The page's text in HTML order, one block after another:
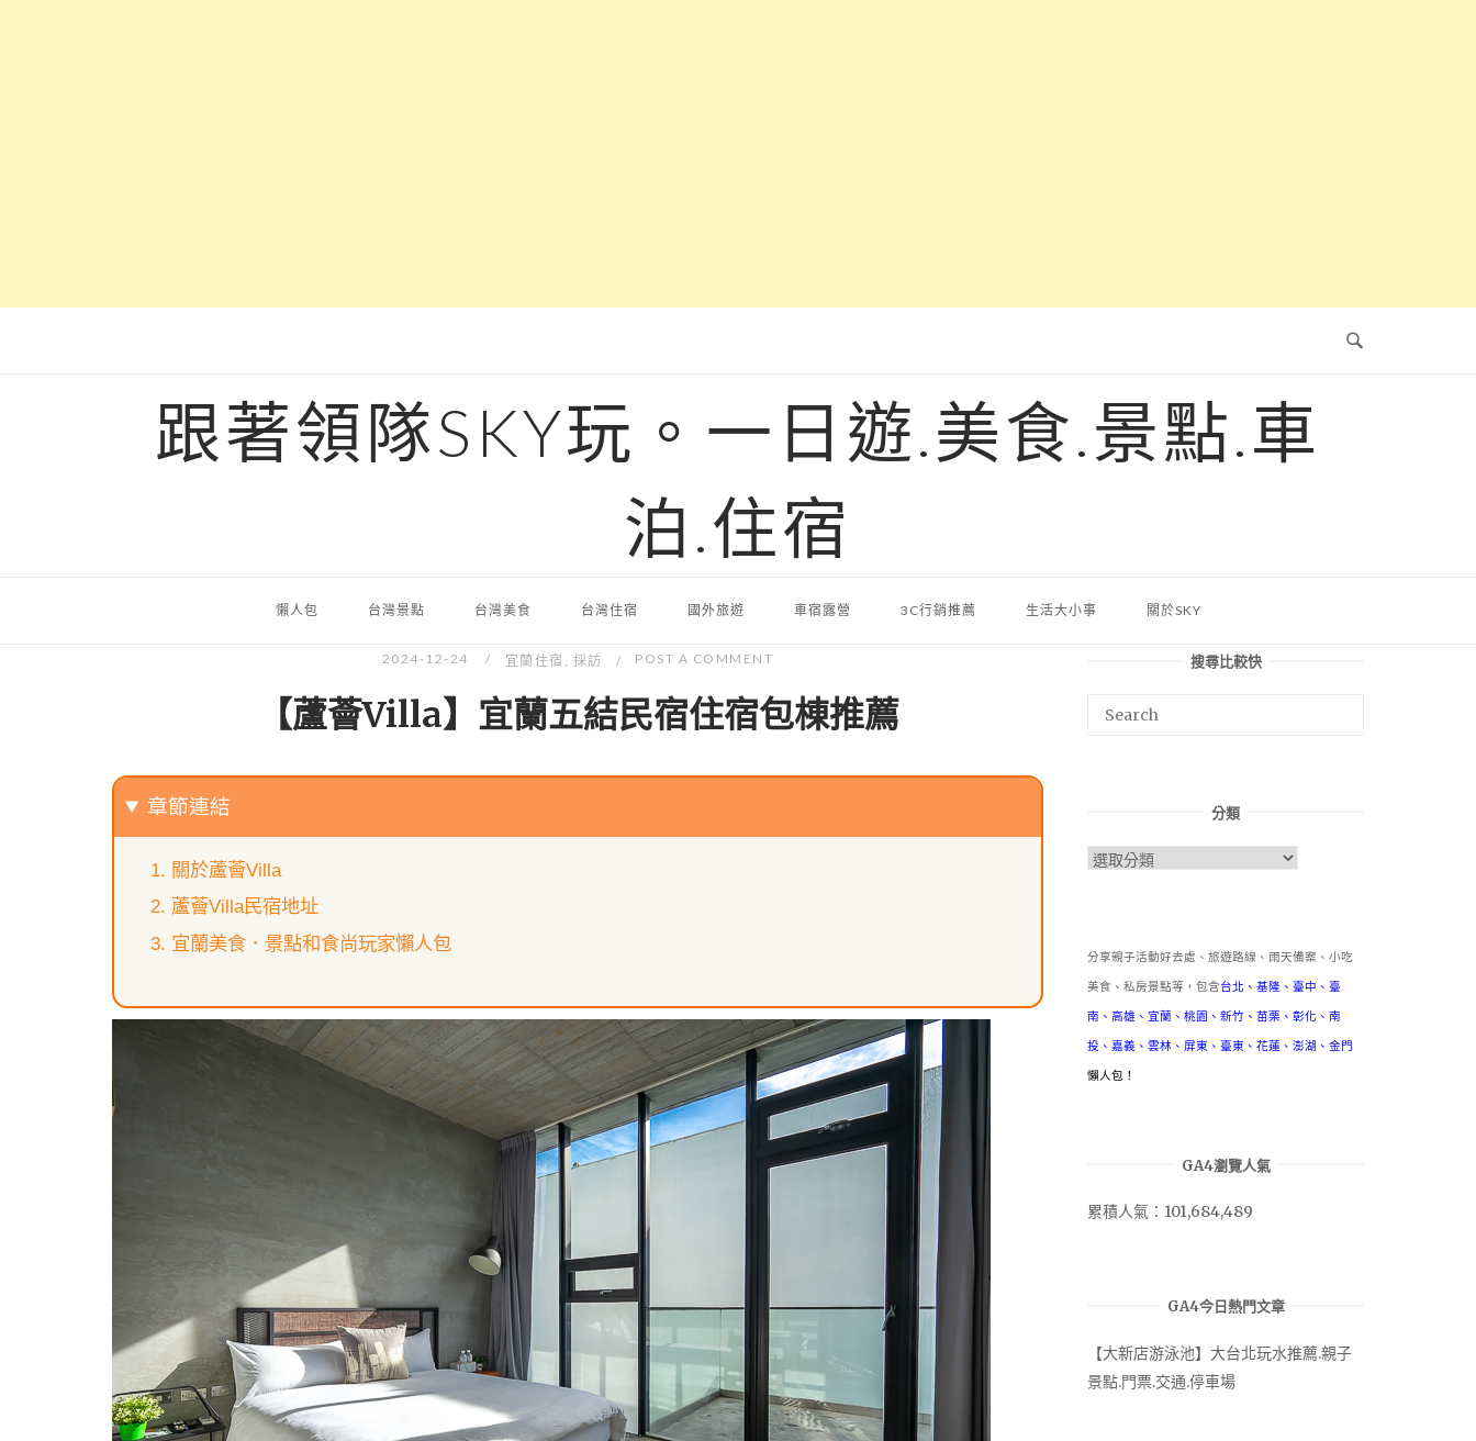
跟著領隊SKY玩。一日遊.美食.景點.車
泊.住宿
懶人包 台灣景點 台灣美食 台灣住宿 國外旅遊 車宿露營 3C行銷推薦 生活大小事 關於SKY
2024-12-24 宜蘭住宿 , 採訪 POST A COMMENT
【蘆薈Villa】宜蘭五結民宿住宿包棟推薦
章節連結
關於蘆薈Villa
蘆薈Villa民宿地址
宜蘭美食．景點和食尚玩家懶人包
搜尋比較快
分類
分
分享親子活動好去處、旅遊路線、雨天備案、小吃
美食、私房景點等，包含台北 、 基隆 、 臺中 、 臺
南 、 高雄 、 宜蘭 、 桃園 、 新竹 、 苗栗 、 彰化 、 南
投 、 嘉義 、 雲林 、 屏東 、 臺東 、 花蓮 、 澎湖 、 金門
懶人包！
GA4瀏覽人氣
累積人氣：101,684,489
GA4今日熱門文章
【大新店游泳池】大台北玩水推薦.親子
景點.門票.交通.停車場